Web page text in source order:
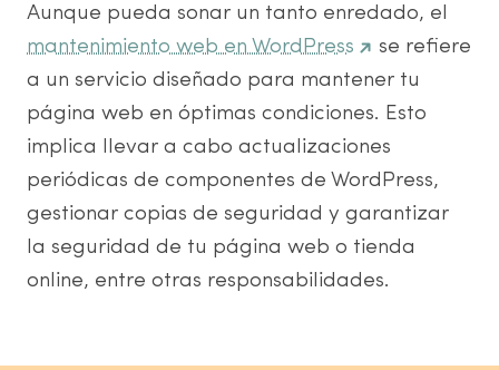
Aunque pueda sonar un tanto enredado, el
mantenimiento web en WordPress
se refiere
a un servicio diseñado para mantener tu
página web en óptimas condiciones. Esto
implica llevar a cabo actualizaciones
periódicas de componentes de WordPress,
gestionar copias de seguridad y garantizar
la seguridad de tu página web o tienda
online, entre otras responsabilidades.